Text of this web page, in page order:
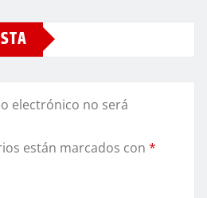
electrónico no será
están marcados con *